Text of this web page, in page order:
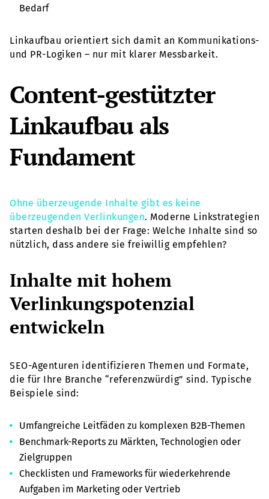
Bedarf
Linkaufbau orientiert sich damit an Kommunikations-
und PR-Logiken – nur mit klarer Messbarkeit.
Content-gestützter
Linkaufbau als
Fundament
Ohne überzeugende Inhalte gibt es keine
überzeugenden Verlinkungen. Moderne Linkstrategien
starten deshalb bei der Frage: Welche Inhalte sind so
nützlich, dass andere sie freiwillig empfehlen?
Inhalte mit hohem
Verlinkungspotenzial
entwickeln
SEO-Agenturen identifizieren Themen und Formate,
die für Ihre Branche “referenzwürdig” sind. Typische
Beispiele sind:
Umfangreiche Leitfäden zu komplexen B2B-Themen
Benchmark-Reports zu Märkten, Technologien oder
Zielgruppen
Checklisten und Frameworks für wiederkehrende
Aufgaben im Marketing oder Vertrieb